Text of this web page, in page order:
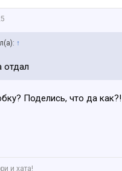
↑
отдал
Поделись, что да как?!
и хата!